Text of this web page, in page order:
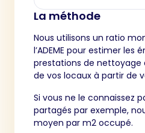
La méthode
Nous utilisons un ratio
l’ADEME pour estimer les
prestations de
de vos locaux à partir de
Si vous ne le connaissez
partagés par exemple,
moyen par m2 occupé.